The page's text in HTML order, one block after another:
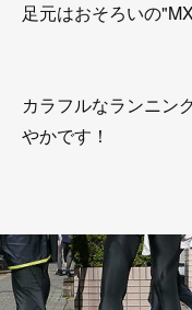
足元はおそろいの
カラフルなランニン
やかです！